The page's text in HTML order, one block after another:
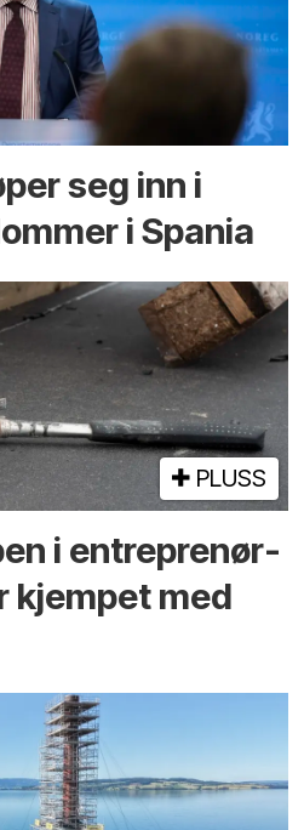
seg inn i
i Spania
PLUSS
i entreprenør­
kjempet med